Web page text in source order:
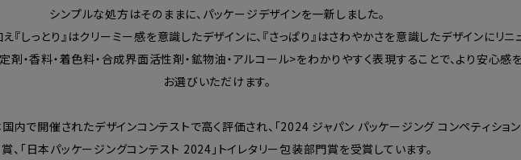
シンプルな処方はそのままに、パッケージデザインを一新しました。
『しっとり』はクリーミー感を意識したデザインに、『さっぱり』はさわやかさを意識したデザインにリニ
・香料・着色料・合成界面活性剤・鉱物油・アルコール>をわかりやすく表現することで、より安心感
お選びいただけます。
内で開催されたデザインコンテストで高く評価され、「2024 ジャパン パッケージング コンペティシ
賞、「日本パッケージングコンテスト 2024」トイレタリー包装部門賞を受賞しています。